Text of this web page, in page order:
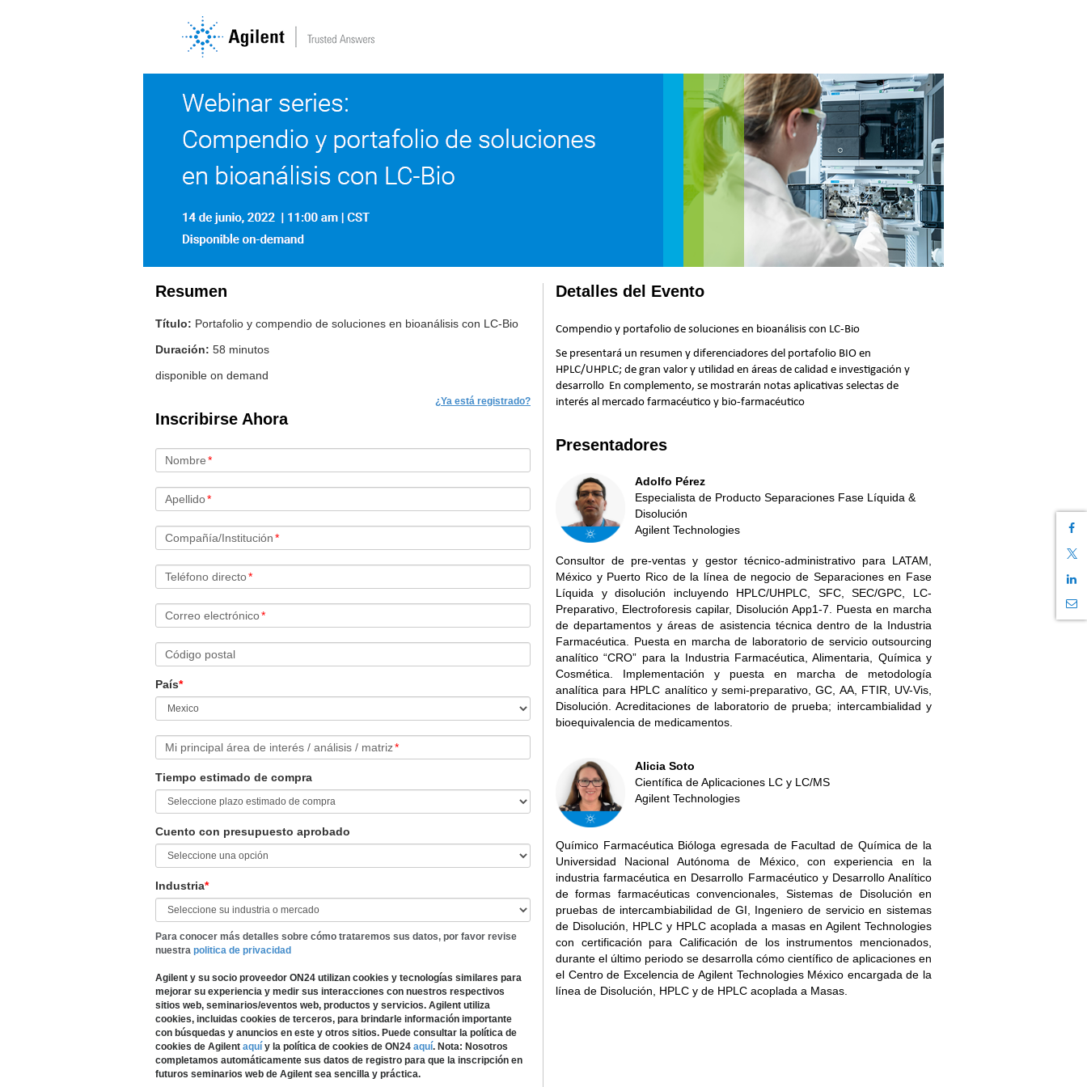
Resumen
Título: Portafolio y compendio de soluciones en bioanálisis con LC-Bio
Duración: 58 minutos
disponible on demand
Inscribirse Ahora
¿Ya está registrado?
Nombre*
Apellido*
Compañía/Institución*
Teléfono directo*
Correo electrónico*
Código postal
País*
Mi principal área de interés / análisis / matriz*
Tiempo estimado de compra
Cuento con presupuesto aprobado
Industria*
Para conocer más detalles sobre cómo trataremos sus datos, por favor revise
nuestra politica de privacidad
Agilent y su socio proveedor ON24 utilizan cookies y tecnologías similares para
mejorar su experiencia y medir sus interacciones con nuestros respectivos
sitios web, seminarios/eventos web, productos y servicios. Agilent utiliza
cookies, incluidas cookies de terceros, para brindarle información importante
con búsquedas y anuncios en este y otros sitios. Puede consultar la política de
cookies de Agilent aquí y la política de cookies de ON24 aquí. Nota: Nosotros
completamos automáticamente sus datos de registro para que la inscripción en
futuros seminarios web de Agilent sea sencilla y práctica.
Detalles del Evento
Compendio y portafolio de soluciones en bioanálisis con LC-Bio
Se presentará un resumen y diferenciadores del portafolio BIO en
HPLC/UHPLC; de gran valor y utilidad en áreas de calidad e investigación y
desarrollo En complemento, se mostrarán notas aplicativas selectas de
interés al mercado farmacéutico y bio-farmacéutico
Presentadores
Adolfo Pérez
Especialista de Producto Separaciones Fase Líquida &
Disolución
Agilent Technologies
Consultor de pre-ventas y gestor técnico-administrativo para LATAM,
México y Puerto Rico de la línea de negocio de Separaciones en Fase
Líquida y disolución incluyendo HPLC/UHPLC, SFC, SEC/GPC, LC-
Preparativo, Electroforesis capilar, Disolución App1-7. Puesta en marcha
de departamentos y áreas de asistencia técnica dentro de la Industria
Farmacéutica. Puesta en marcha de laboratorio de servicio outsourcing
analítico “CRO” para la Industria Farmacéutica, Alimentaria, Química y
Cosmética. Implementación y puesta en marcha de metodología
analítica para HPLC analítico y semi-preparativo, GC, AA, FTIR, UV-Vis,
Disolución. Acreditaciones de laboratorio de prueba; intercambialidad y
bioequivalencia de medicamentos.
Alicia Soto
Científica de Aplicaciones LC y LC/MS
Agilent Technologies
Químico Farmacéutica Bióloga egresada de Facultad de Química de la
Universidad Nacional Autónoma de México, con experiencia en la
industria farmacéutica en Desarrollo Farmacéutico y Desarrollo Analítico
de formas farmacéuticas convencionales, Sistemas de Disolución en
pruebas de intercambiabilidad de GI, Ingeniero de servicio en sistemas
de Disolución, HPLC y HPLC acoplada a masas en Agilent Technologies
con certificación para Calificación de los instrumentos mencionados,
durante el último periodo se desarrolla cómo científico de aplicaciones en
el Centro de Excelencia de Agilent Technologies México encargada de la
línea de Disolución, HPLC y de HPLC acoplada a Masas.